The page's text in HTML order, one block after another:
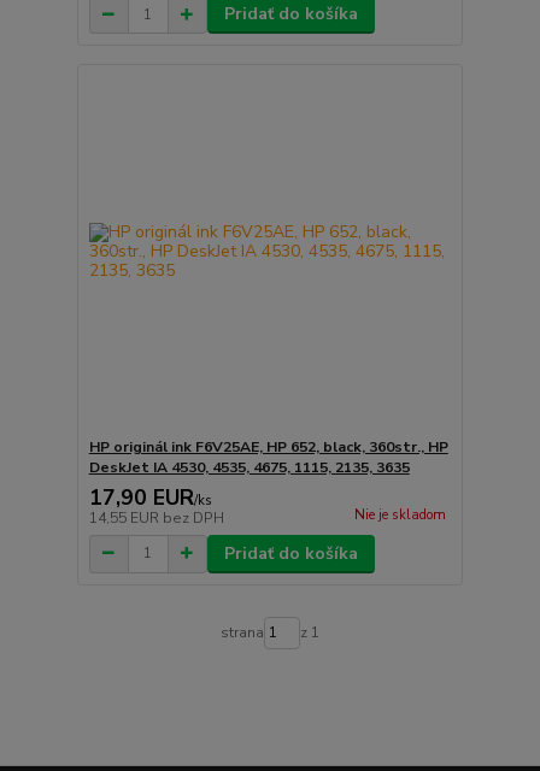
Pridať do košíka
HP originál ink F6V25AE, HP 652, black, 360str., HP
DeskJet IA 4530, 4535, 4675, 1115, 2135, 3635
17,90 EUR/ks
14,55 EUR bez DPH Nie je skladom
Pridať do košíka
strana z 1